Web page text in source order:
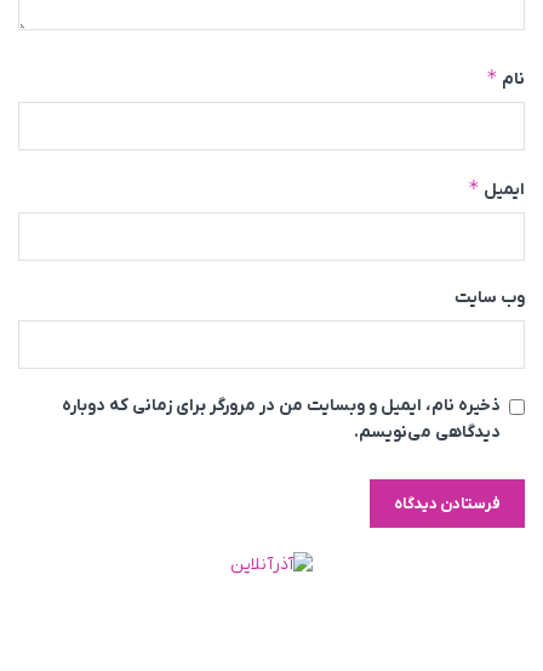
نام *
ایمیل *
وب‌ سایت
ذخیره نام، ایمیل و وبسایت من در مرورگر برای زمانی که دوباره
دیدگاهی می‌نویسم.